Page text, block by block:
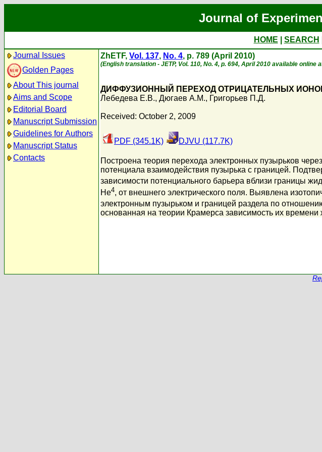
Journal of
HOME SEARCH
Journal Issues
Golden Pages
About This journal
Aims and Scope
Editorial Board
Manuscript Submission
Guidelines for Authors
Manuscript Status
Contacts
ZhETF, Vol. 137, No. 4, p. 789 (April 2010)
(English translation - JETP, Vol. 110, No. 4, p. 694, April 2010 available online
ДИФФУЗИОННЫЙ ПЕРЕХОД ОТРИЦАТЕЛЬНЫХ
Лебедева Е.В., Дюгаев А.М., Григорьев П.Д.
Received: October 2, 2009
PDF (345.1K) DJVU (117.7K)
Построена теория перехода электронных пузырьков
потенциала взаимодействия пузырька с границей.
зависимости потенциального барьера вблизи границы
He4, от внешнего электрического поля. Выявлена
электронным пузырьком и границей раздела по
основанная на теории Крамерса зависимость их времени